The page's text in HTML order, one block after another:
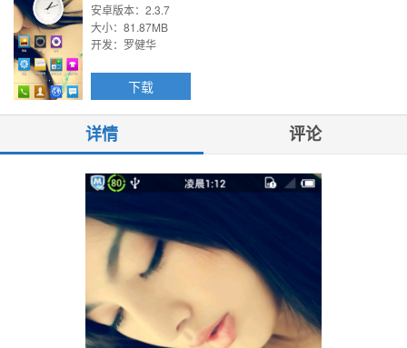
安卓版本：2.3.7
大小：81.87MB
开发：罗健华
下载
详情 评论